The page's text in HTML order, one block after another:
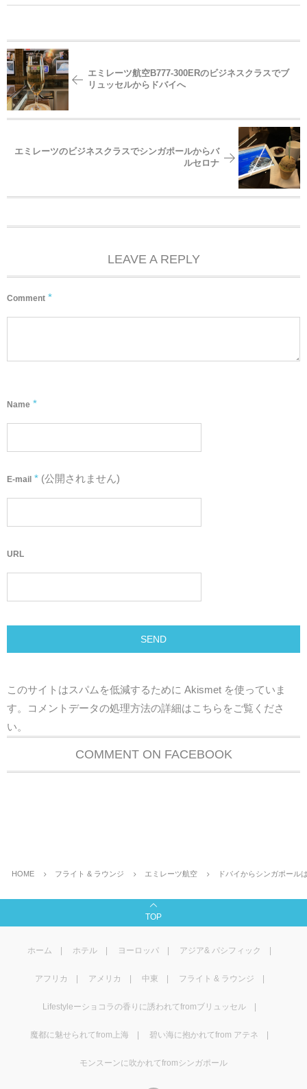
エミレーツ航空B777-300ERのビジネスクラスでブ
リュッセルからドバイへ
エミレーツのビジネスクラスでシンガポールからバ
ルセロナ
LEAVE A REPLY
Comment *
Name *
E-mail * (公開されません)
URL
このサイトはスパムを低減するために Akismet を使っていま
す。
コメントデータの処理方法の詳細はこちらをご覧くださ
い。
COMMENT ON FACEBOOK
HOME フライト & ラウンジ エミレーツ航空 ドバイからシンガポール
TOP
ホーム ホテル ヨーロッパ アジア& パシフィック
アフリカ アメリカ 中東 フライト & ラウンジ
Lifestyleーショコラの香りに誘われてfromブリュッセル
魔都に魅せられてfrom上海 碧い海に抱かれてfrom アテネ
モンスーンに吹かれてfromシンガポール